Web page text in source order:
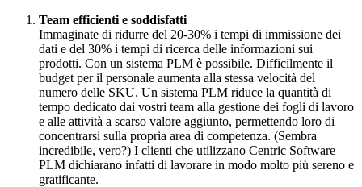
Team efficienti e soddisfatti
Immaginate di ridurre del 20-30% i tempi di immissione dei
dati e del 30% i tempi di ricerca delle informazioni sui
prodotti. Con un sistema PLM è possibile. Difficilmente il
budget per il personale aumenta alla stessa velocità del
numero delle SKU. Un sistema PLM riduce la quantità di
tempo dedicato dai vostri team alla gestione dei fogli di lavoro
e alle attività a scarso valore aggiunto, permettendo loro di
concentrarsi sulla propria area di competenza. (Sembra
incredibile, vero?) I clienti che utilizzano Centric Software
PLM dichiarano infatti di lavorare in modo molto più sereno e
gratificante.